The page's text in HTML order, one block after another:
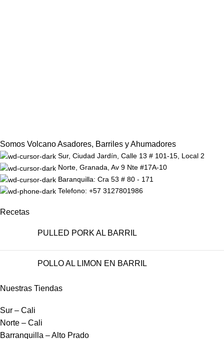
Somos Volcano Asadores, Barriles y Ahumadores
Sur, Ciudad Jardín, Calle 13 # 101-15, Local 2
Norte, Granada, Av 9 Nte #17A-10
Baranquilla: Cra 53 # 80 - 171
Telefono: +57 3127801986
Recetas
PULLED PORK AL BARRIL
POLLO AL LIMON EN BARRIL
Nuestras Tiendas
Sur – Cali
Norte – Cali
Barranquilla – Alto Prado